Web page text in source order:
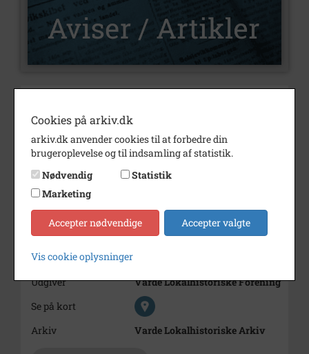
Type
Illustrationer
Ja
Forfatter(e)
Af Ole Nørskov Nielsen
Indholdsnote
Årstal
2024
Udgiver
Varde Lokalhistoriske Forening
Se på kort
Arkiv
Varde Lokalhistoriske Arkiv
Cookies på arkiv.dk
arkiv.dk anvender cookies til at forbedre din
brugeroplevelse og til indsamling af statistik.
Nødvendig
Statistik
Marketing
Accepter nødvendige Accepter valgte
Vis cookie oplysninger